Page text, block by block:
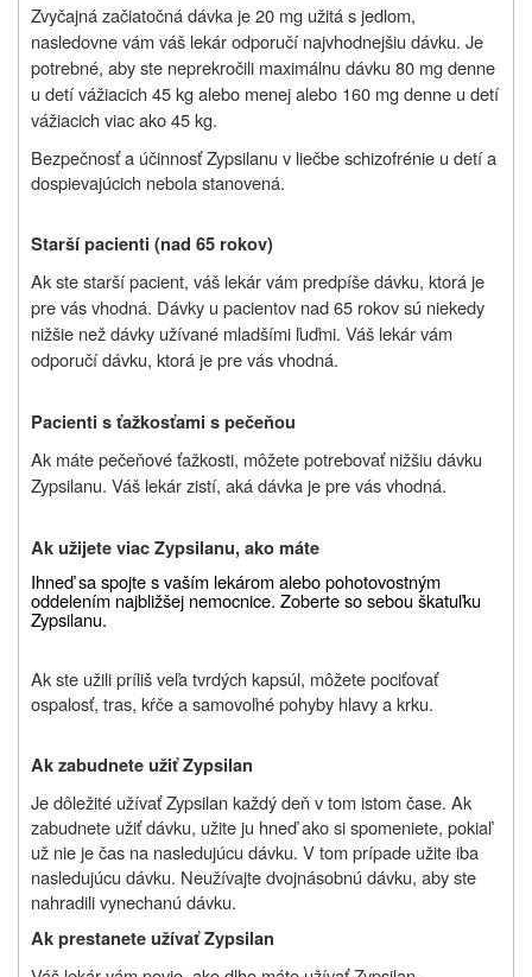
Zvyčajná začiatočná dávka je 20 mg užitá s jedlom,
nasledovne vám váš lekár odporučí najvhodnejšiu dávku. Je
potrebné, aby ste neprekročili maximálnu dávku 80 mg denne
u detí vážiacich 45 kg alebo menej alebo 160 mg denne u detí
vážiacich viac ako 45 kg.
Bezpečnosť a účinnosť Zypsilanu v liečbe schizofrénie u detí a
dospievajúcich nebola stanovená.
Starší pacienti (nad 65 rokov)
Ak ste starší pacient, váš lekár vám predpíše dávku, ktorá je
pre vás vhodná. Dávky u pacientov nad 65 rokov sú niekedy
nižšie než dávky užívané mladšími ľuďmi. Váš lekár vám
odporučí dávku, ktorá je pre vás vhodná.
Pacienti s ťažkosťami s pečeňou
Ak máte pečeňové ťažkosti, môžete potrebovať nižšiu dávku
Zypsilanu. Váš lekár zistí, aká dávka je pre vás vhodná.
Ak užijete viac Zypsilanu, ako máte
Ihneď sa spojte s vaším lekárom alebo pohotovostným
oddelením najbližšej nemocnice. Zoberte so sebou škatuľku
Zypsilanu.
Ak ste užili príliš veľa tvrdých kapsúl, môžete pociťovať
ospalosť, tras, kŕče a samovoľné pohyby hlavy a krku.
Ak zabudnete užiť Zypsilan
Je dôležité užívať Zypsilan každý deň v tom istom čase. Ak
zabudnete užiť dávku, užite ju hneď ako si spomeniete, pokiaľ
už nie je čas na nasledujúcu dávku. V tom prípade užite iba
nasledujúcu dávku. Neužívajte dvojnásobnú dávku, aby ste
nahradili vynechanú dávku.
Ak prestanete užívať Zypsilan